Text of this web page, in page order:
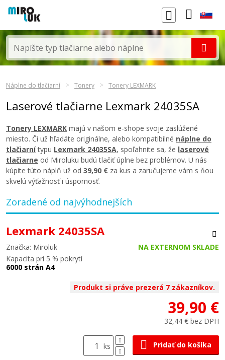
Náplne do tlačiarní Tonery Tonery LEXMARK
Laserové tlačiarne Lexmark 24035SA
Tonery LEXMARK majú v našom e-shope svoje zaslúžené
miesto. Či už hľadáte originálne, alebo kompatibilné náplne do
tlačiarnítypu Lexmark 24035SA, spoľahnite sa, že laserové
tlačiarne od Miroluku budú tlačiť úplne bez problémov. U nás
kúpite túto náplň už od 39,90 € za kus a zaručujeme vám s ňou
skvelú výťažnosť i úspornosť.
Zoradené od najvýhodnejších
Lexmark 24035SA
Značka: Miroluk
NA EXTERNOM SKLADE
Kapacita pri 5 % pokrytí
6000 strán A4
Produkt si práve prezerá 7 zákazníkov.
39,90 €
32,44 € bez DPH
ks Pridať do košíka